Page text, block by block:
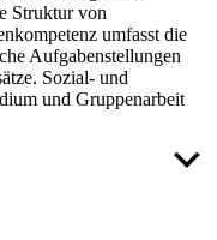
Struktur von
umfasst die
Aufgabenstellungen
Sozial- und
und Gruppenarbeit